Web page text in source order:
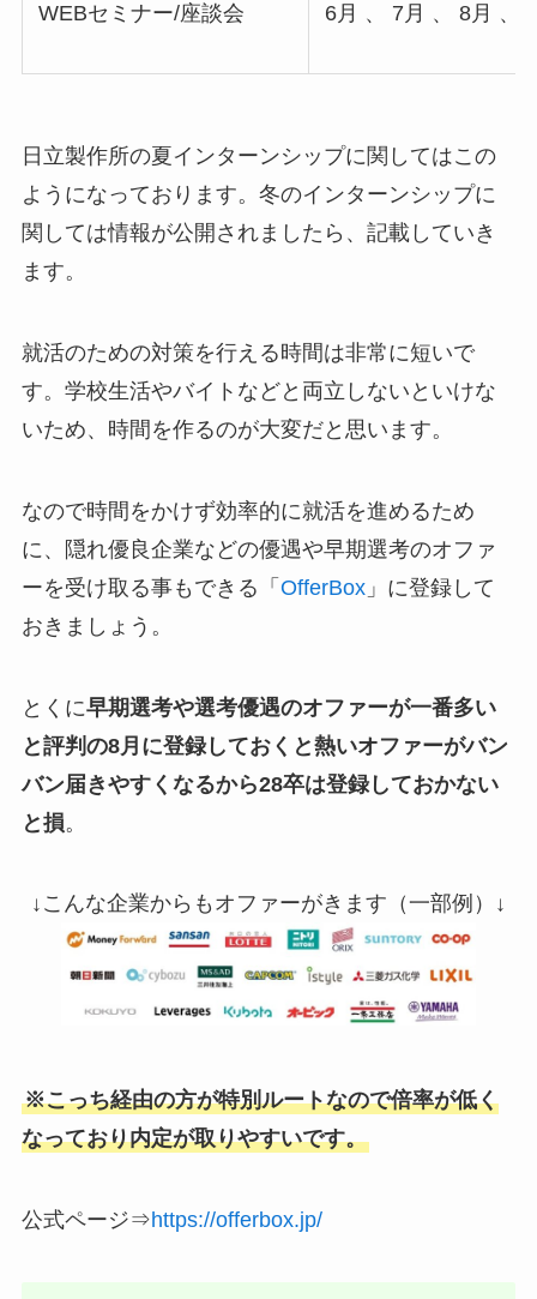
WEBセミナー/座談会 6月 、 7月 、 8月 、
日立製作所の夏インターンシップに関してはこの
ようになっております。冬のインターンシップに
関しては情報が公開されましたら、記載していき
ます。
就活のための対策を行える時間は非常に短いで
す。学校生活やバイトなどと両立しないといけな
いため、時間を作るのが大変だと思います。
なので時間をかけず効率的に就活を進めるため
に、隠れ優良企業などの優遇や早期選考のオファ
ーを受け取る事もできる「 OfferBox」に登録して
おきましょう。
とくに早期選考や選考優遇のオファーが一番多い
と評判の8月に登録しておくと熱いオファーがバン
バン届きやすくなるから28卒は登録しておかない
と損。
↓こんな企業からもオファーがきます（一部例）↓
※こっち経由の方が特別ルートなので倍率が低く
なっており内定が取りやすいです。
公式ページ⇒https://offerbox.jp/